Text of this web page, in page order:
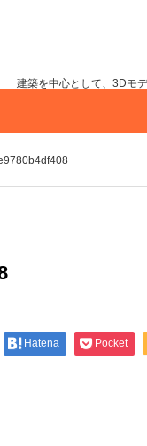
建築を中心として、3Dモ
Hatena Pocket